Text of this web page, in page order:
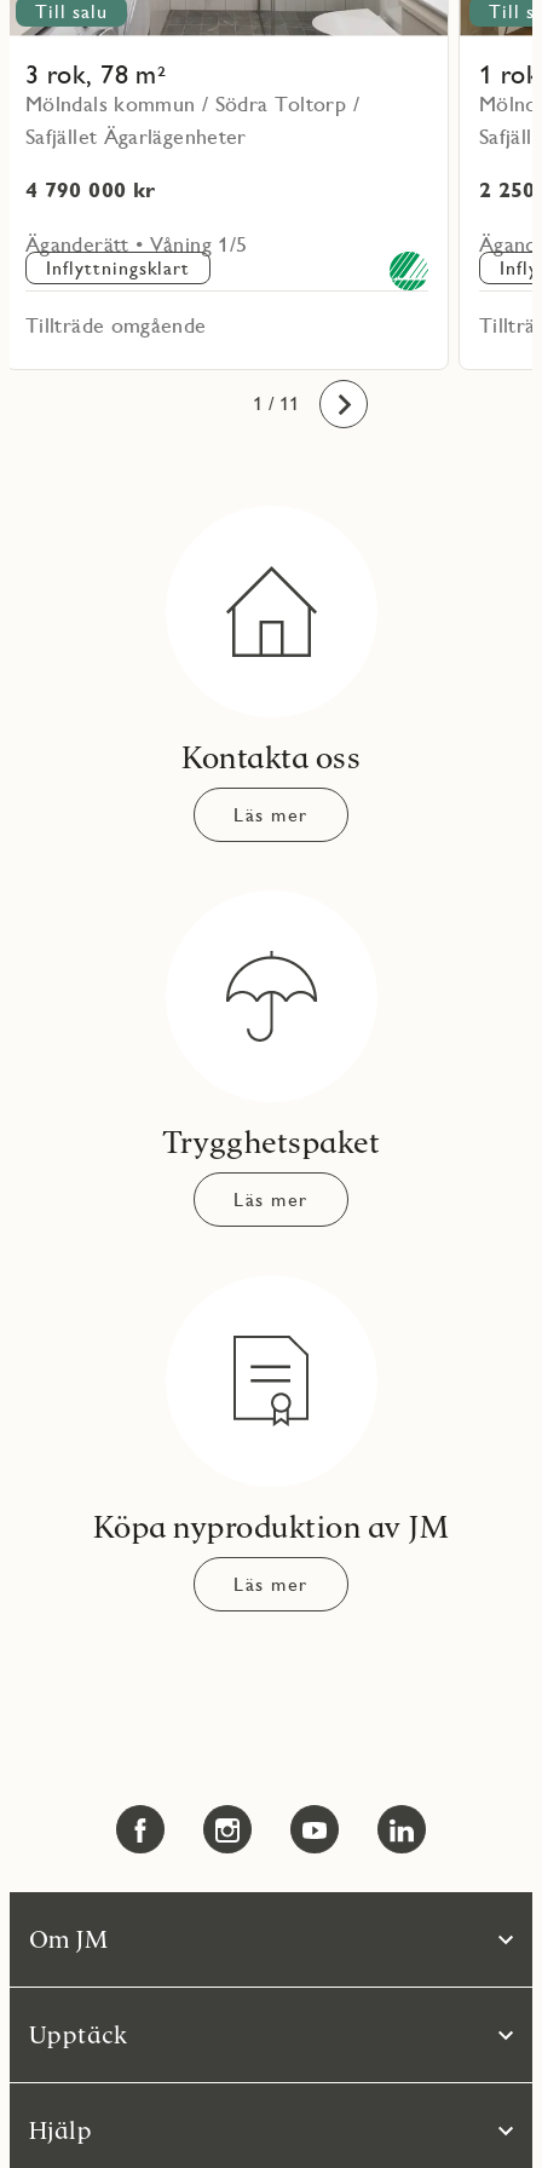
Till salu
3 rok, 78 m²
Mölndals kommun / Södra Toltorp /
Safjället Ägarlägenheter
4 790 000 kr
Äganderätt • Våning 1/5
Inflyttningsklart
Tillträde omgående
Till
1
2
1
2
3
4
5
6
7
8
9
10
11 / 11 Framåt
Kontakta oss
Läs mer
Trygghetspaket
Läs mer
Köpa nyproduktion av JM
Läs mer
Om JM
Upptäck
Hjälp